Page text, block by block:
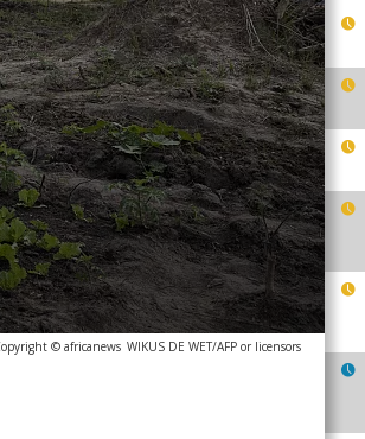
© africanews WIKUS DE WET/AFP or licensors